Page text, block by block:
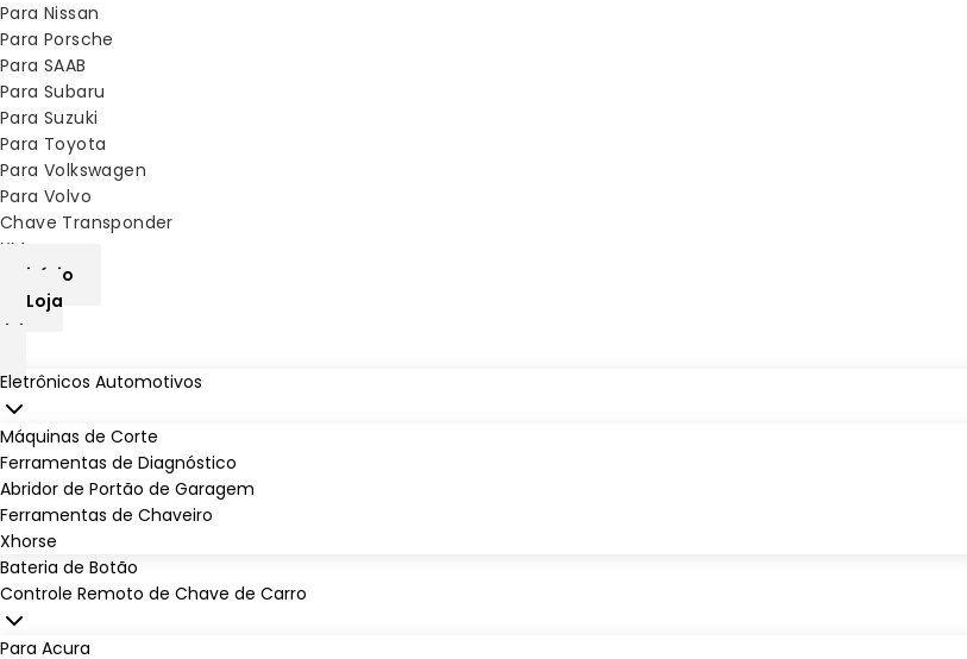
Para Nissan
Para Porsche
Para SAAB
Para Subaru
Para Suzuki
Para Toyota
Para Volkswagen
Para Volvo
Chave Transponder
XM
início
Loja
Eletrônicos Automotivos
Máquinas de Corte
Ferramentas de Diagnóstico
Abridor de Portão de Garagem
Ferramentas de Chaveiro
Xhorse
Bateria de Botão
Controle Remoto de Chave de Carro
Para Acura